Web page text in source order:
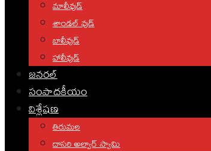
మాలీవుడ్
శాండల్ వుడ్
బాలీవుడ్
హాలీవుడ్
జనరల్
సంపాదకీయం
విశ్లేషణ
తిరుమల
దాసరి అల్వార్ స్వామి